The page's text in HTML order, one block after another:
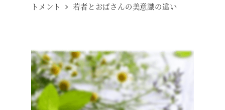
トメント
若者とおばさんの美意識の違い